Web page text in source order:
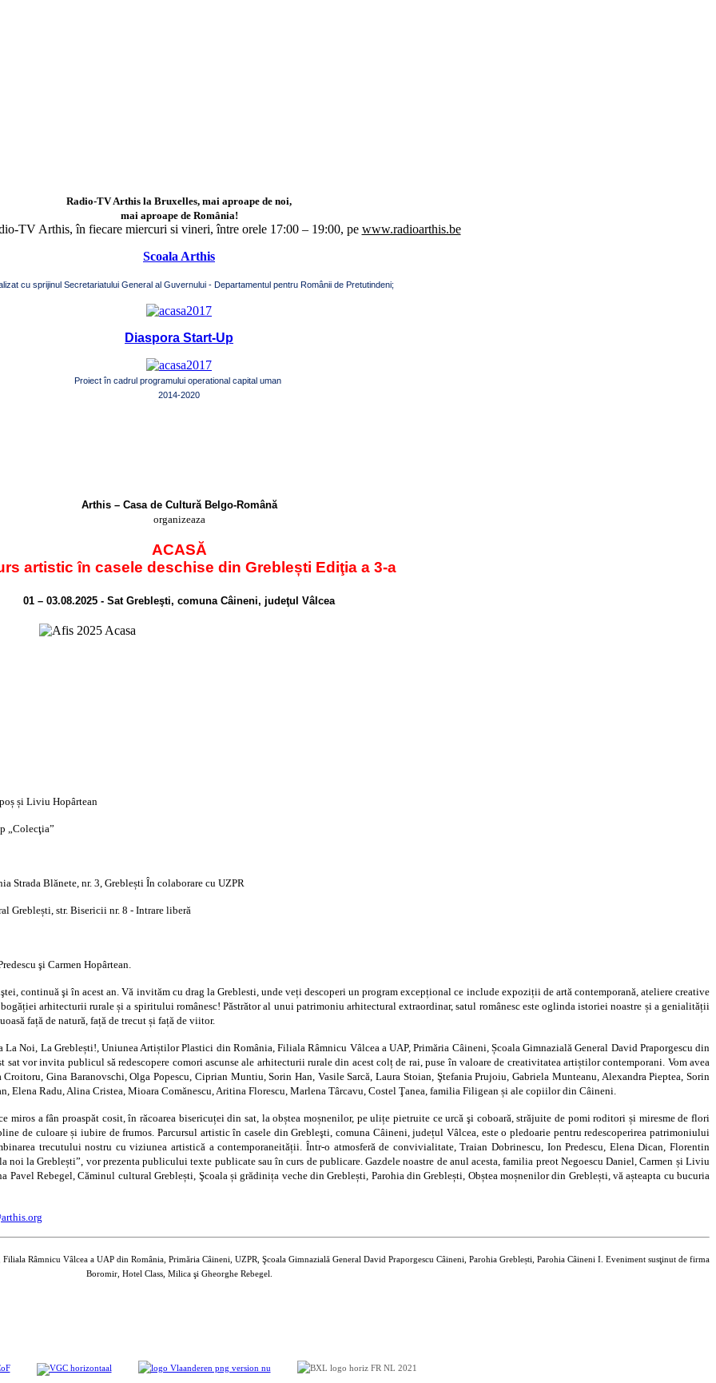
Radio-TV Arthis la Bruxelles, mai aproape de noi,
mai aproape de România!
TV Arthis, în fiecare miercuri si vineri, între orele 17:00 – 19:00, pe www.radioarthis.be
Scoala Arthis
cu sprijinul Secretariatului General al Guvernului - Departamentul pentru Românii de Pretutindeni;
Diaspora Start-Up
Proiect în cadrul programului operational capital uman
2014-2020
Arthis – Casa de Cultură Belgo-Română
organizeaza
ACASĂ
artistic în casele deschise din Greblești Ediţia a 3-a
01 – 03.08.2025 - Sat Grebleşti, comuna Câineni, judeţul Vâlcea
și Liviu Hopârtean
„Colecţia”
Strada Blănete, nr. 3, Greblești În colaborare cu UZPR
Greblești, str. Bisericii nr. 8 - Intrare liberă
şi Carmen Hopârtean.
continuă şi în acest an. Vă invităm cu drag la Greblesti, unde veți descoperi un program excepțional ce include expoziții de artă contemporană, ateliere creative
arhitecturii rurale și a spiritului românesc! Păstrător al unui patrimoniu arhitectural extraordinar, satul românesc este oglinda istoriei noastre și a genialității
față de natură, față de trecut și față de viitor.
Noi, La Greblești!, Uniunea Artiștilor Plastici din România, Filiala Râmnicu Vâlcea a UAP, Primăria Câineni, Școala Gimnazială General David Praporgescu din
vor invita publicul să redescopere comori ascunse ale arhitecturii rurale din acest colț de rai, puse în valoare de creativitatea artiștilor contemporani. Vom avea
Gina Baranovschi, Olga Popescu, Ciprian Muntiu, Sorin Han, Vasile Sarcă, Laura Stoian, Ştefania Prujoiu, Gabriela Munteanu, Alexandra Pieptea, Sorin
Elena Radu, Alina Cristea, Mioara Comănescu, Aritina Florescu, Marlena Târcavu, Costel Ţanea, familia Filigean și ale copiilor din Câineni.
miros a fân proaspăt cosit, în răcoarea bisericuței din sat, la obștea moșnenilor, pe ulițe pietruite ce urcă şi coboară, străjuite de pomi roditori și miresme de flori
de culoare și iubire de frumos. Parcursul artistic în casele din Grebleşti, comuna Câineni, județul Vâlcea, este o pledoarie pentru redescoperirea patrimoniului
trecutului nostru cu viziunea artistică a contemporaneității. Într-o atmosferă de convivialitate, Traian Dobrinescu, Ion Predescu, Elena Dican, Florentin
la Greblești”, vor prezenta publicului texte publicate sau în curs de publicare. Gazdele noastre de anul acesta, familia preot Negoescu Daniel, Carmen și Liviu
Pavel Rebegel, Căminul cultural Greblești, Şcoala și grădinița veche din Greblești, Parohia din Greblești, Obștea moșnenilor din Greblești, vă așteapta cu bucuria
Râmnicu Vâlcea a UAP din România, Primăria Câineni, UZPR, Şcoala Gimnazială General David Praporgescu Câineni, Parohia Greblești, Parohia Câineni I. Eveniment susţinut de firma
Boromir, Hotel Class, Milica şi Gheorghe Rebegel.